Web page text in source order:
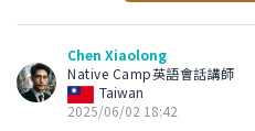
Chen Xiaolong
Native Camp英語會話講師
Taiwan
2025/06/02 18:42